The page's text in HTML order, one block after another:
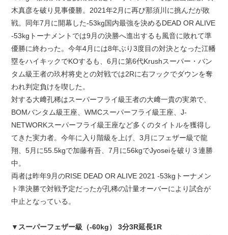
木真彦を破り見事優勝。2021年2月に再び那須川に挑んだが敗
戦。同年7月に開幕した-53kg国内最強を決めるDEAD OR ALIVE
-53kgトーナメントでは9月の決勝へ進出するも風音に敗れて準
優勝に終わった。今年4月には8年ぶり3度目の対決となった江幡
塁をハイキックでKOするも、6月に第6代Krushスーパー・バン
タム級王者の玖村将史との対戦では2Rに右フックでダウンを奪
われ判定負けを喫した。
対する大﨑孔稀はスーパーフライ級王者の大﨑一貴の実弟で、
BOMバンタム級王座、WMCスーパーフライ級王座、J-
NETWORKスーパーフライ級王座など多くのタイトルを獲得し
てきた実力者。今年に入り階級を上げ、3月にフェザー級で龍
翔、5月に55.5kgで加藤有吾、7月に56kgでJyoseiを破り３連勝
中。
両者は昨年9月のRISE DEAD OR ALIVE 2021 -53kgトーナメン
ト準決勝で対戦予定だったが孔稀の計量オーバーにより試合が
中止となっている。
▼スーパーフェザー級（-60kg） 3分3R延長1R